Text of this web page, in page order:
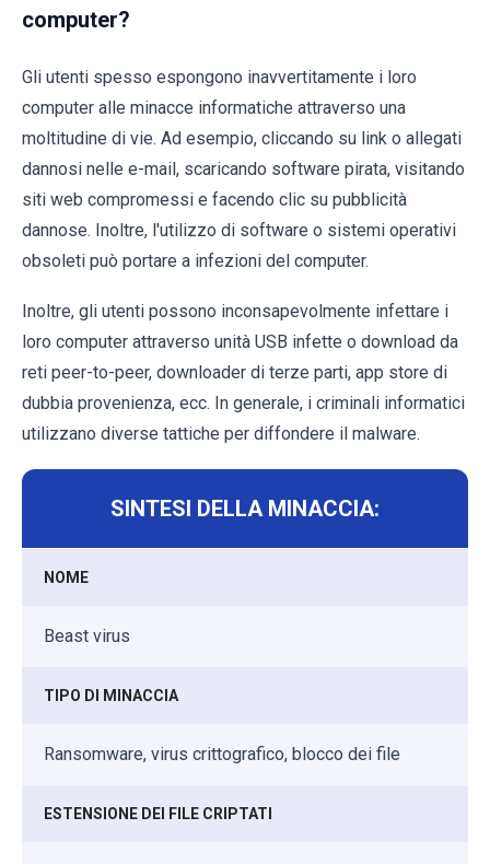
computer?
Gli utenti spesso espongono inavvertitamente i loro
computer alle minacce informatiche attraverso una
moltitudine di vie. Ad esempio, cliccando su link o allegati
dannosi nelle e-mail, scaricando software pirata, visitando
siti web compromessi e facendo clic su pubblicità
dannose. Inoltre, l'utilizzo di software o sistemi operativi
obsoleti può portare a infezioni del computer.
Inoltre, gli utenti possono inconsapevolmente infettare i
loro computer attraverso unità USB infette o download da
reti peer-to-peer, downloader di terze parti, app store di
dubbia provenienza, ecc. In generale, i criminali informatici
utilizzano diverse tattiche per diffondere il malware.
SINTESI DELLA MINACCIA:
NOME
Beast virus
TIPO DI MINACCIA
Ransomware, virus crittografico, blocco dei file
ESTENSIONE DEI FILE CRIPTATI